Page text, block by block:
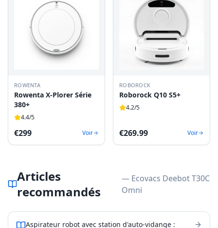
ROWENTA
Rowenta X-Plorer Série
380+
4.4/5
€299 Voir
ROBOROCK
Roborock Q10 S5+
4.2/5
€269.99 Voir
Articles
recommandés
— Ecovacs Deebot T30C
Omni
Aspirateur robot avec station d'auto-vidange :